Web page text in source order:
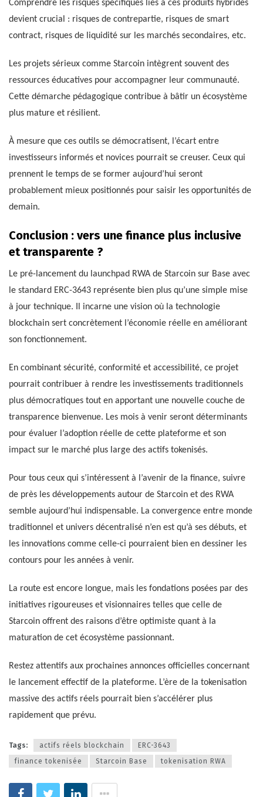
Comprendre les risques spécifiques liés à ces produits hybrides
devient crucial : risques de contrepartie, risques de smart
contract, risques de liquidité sur les marchés secondaires, etc.
Les projets sérieux comme Starcoin intègrent souvent des
ressources éducatives pour accompagner leur communauté.
Cette démarche pédagogique contribue à bâtir un écosystème
plus mature et résilient.
À mesure que ces outils se démocratisent, l’écart entre
investisseurs informés et novices pourrait se creuser. Ceux qui
prennent le temps de se former aujourd’hui seront
probablement mieux positionnés pour saisir les opportunités de
demain.
Conclusion : vers une finance plus inclusive
et transparente ?
Le pré-lancement du launchpad RWA de Starcoin sur Base avec
le standard ERC-3643 représente bien plus qu’une simple mise
à jour technique. Il incarne une vision où la technologie
blockchain sert concrètement l’économie réelle en améliorant
son fonctionnement.
En combinant sécurité, conformité et accessibilité, ce projet
pourrait contribuer à rendre les investissements traditionnels
plus démocratiques tout en apportant une nouvelle couche de
transparence bienvenue. Les mois à venir seront déterminants
pour évaluer l’adoption réelle de cette plateforme et son
impact sur le marché plus large des actifs tokenisés.
Pour tous ceux qui s’intéressent à l’avenir de la finance, suivre
de près les développements autour de Starcoin et des RWA
semble aujourd’hui indispensable. La convergence entre monde
traditionnel et univers décentralisé n’en est qu’à ses débuts, et
les innovations comme celle-ci pourraient bien en dessiner les
contours pour les années à venir.
La route est encore longue, mais les fondations posées par des
initiatives rigoureuses et visionnaires telles que celle de
Starcoin offrent des raisons d’être optimiste quant à la
maturation de cet écosystème passionnant.
Restez attentifs aux prochaines annonces officielles concernant
le lancement effectif de la plateforme. L’ère de la tokenisation
massive des actifs réels pourrait bien s’accélérer plus
rapidement que prévu.
Tags: actifs réels blockchain
ERC-3643
finance tokenisée
Starcoin Base tokenisation RWA